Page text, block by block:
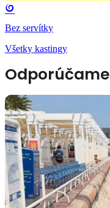
Bez servítky
Všetky kastingy
Odporúčame